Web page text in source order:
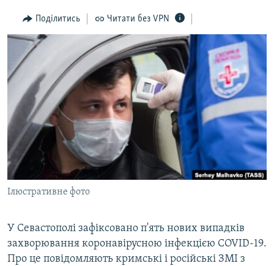
пошукуІНТЕРВ'Ю
ВСЕ ЗА ДЕНЬ
СПЕЦПРОЕКТИ
ДЕПОРТАЦІЯ
ВІДЕОУРОКИ «ELIFBE»
СВІДЧЕННЯ ОКУПАЦІЇ
УКРАЇНСЬКА ПРОБЛЕМА КРИМУ
ІНФОГРАФІКА
ЯК ОБІЙТИ БЛОКУВАННЯ
Русский
Qırımtatar
ДОЛУЧАЙСЯ!
Усі сайти RFE/RL
Поділитись Читати без VPN
Ілюстративне фото
У Севастополі зафіксовано п'ять нових випадків
захворювання коронавірусною інфекцією COVID-19.
Про це повідомляють кримські і російські ЗМІ з